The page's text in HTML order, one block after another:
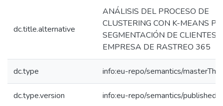
dc.title.alternative
ANÁLISIS DEL PROCESO DE
CLUSTERING CON K-MEANS
SEGMENTACIÓN DE CLIENTES
EMPRESA DE RASTREO 365
dc.type info:eu-repo/semantics/
dc.type.version info:eu-repo/semantics/